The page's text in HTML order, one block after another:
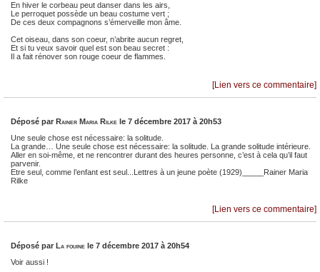
En hiver le corbeau peut danser dans les airs,
Le perroquet possède un beau costume vert ;
De ces deux compagnons s’émerveille mon âme.
Cet oiseau, dans son coeur, n’abrite aucun regret,
Et si tu veux savoir quel est son beau secret :
Il a fait rénover son rouge coeur de flammes.
[Lien vers ce commentaire]
Déposé par Rainer Maria Rilke le 7 décembre 2017 à 20h53
Une seule chose est nécessaire: la solitude.
La grande… Une seule chose est nécessaire: la solitude. La grande solitude intérieure.
Aller en soi-même, et ne rencontrer durant des heures personne, c’est à cela qu’il faut
parvenir.
Etre seul, comme l’enfant est seul...Lettres à un jeune poète (1929)_____Rainer Maria
Rilke
[Lien vers ce commentaire]
Déposé par La fouine le 7 décembre 2017 à 20h54
Voir aussi !